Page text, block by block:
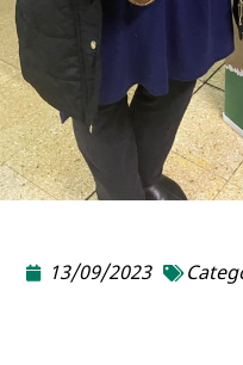
13/09/2023